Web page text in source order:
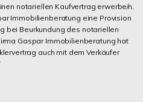
notariellen Kaufvertrag erwerbe/n,
Immobilienberatung eine Provision
bei Beurkundung des notariellen
Gaspar Immobilienberatung hat
auch mit dem Verkäufer